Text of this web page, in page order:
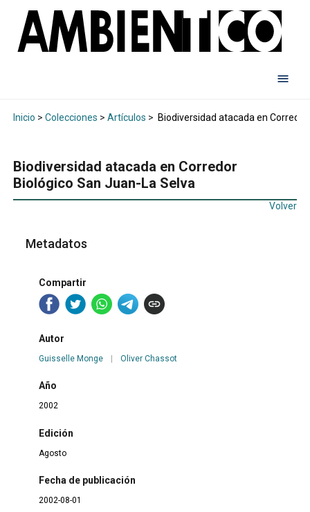
Inicio > Colecciones > Artículos > Biodiversidad atacada en
Biodiversidad atacada en Corredor
Biológico San Juan-La Selva
Volver
Metadatos
Compartir
Autor
Guisselle Monge | Oliver Chassot
Año
2002
Edición
Agosto
Fecha de publicación
2002-08-01